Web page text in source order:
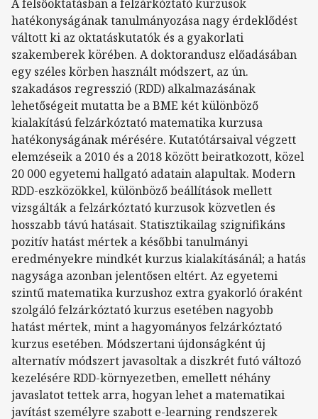
A felsőoktatásban a felzárkóztató kurzusok
hatékonyságának tanulmányozása nagy érdeklődést
váltott ki az oktatáskutatók és a gyakorlati
szakemberek körében. A doktorandusz előadásában
egy széles körben használt módszert, az ún.
szakadásos regresszió (RDD) alkalmazásának
lehetőségeit mutatta be a BME két különböző
kialakítású felzárkóztató matematika kurzusa
hatékonyságának mérésére. Kutatótársaival végzett
elemzéseik a 2010 és a 2018 között beiratkozott, közel
20 000 egyetemi hallgató adatain alapultak. Modern
RDD-eszközökkel, különböző beállítások mellett
vizsgálták a felzárkóztató kurzusok közvetlen és
hosszabb távú hatásait. Statisztikailag szignifikáns
pozitív hatást mértek a későbbi tanulmányi
eredményekre mindkét kurzus kialakításánál; a hatás
nagysága azonban jelentősen eltért. Az egyetemi
szintű matematika kurzushoz extra gyakorló óraként
szolgáló felzárkóztató kurzus esetében nagyobb
hatást mértek, mint a hagyományos felzárkóztató
kurzus esetében. Módszertani újdonságként új
alternatív módszert javasoltak a diszkrét futó változó
kezelésére RDD-környezetben, emellett néhány
javaslatot tettek arra, hogyan lehet a matematikai
javítást személyre szabott e-learning rendszerek